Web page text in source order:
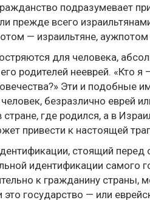
подразумевает
прежде всего
— израильтяне,
для человека,
родителей нееврей. «Кто я
Эти и подобные
безразлично еврей
где родился, а в
привести к настоящей
стоящий перед
идентификации самого
к гражданину
это государство — или